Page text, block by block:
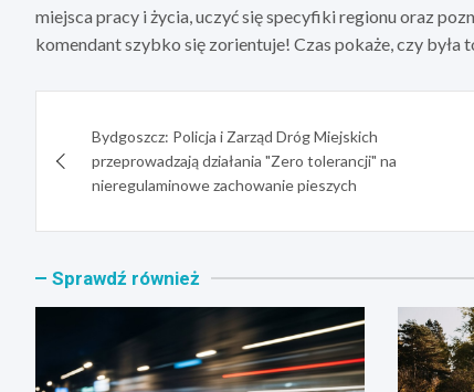
miejsca pracy i życia, uczyć się specyfiki regionu oraz
komendant szybko się zorientuje! Czas pokaże, czy była
wpisuBydgoszcz: Policja i Zarząd Dróg Miejskich
przeprowadzają działania "Zero tolerancji" na
nieregulaminowe zachowanie pieszych
Sprawdź również